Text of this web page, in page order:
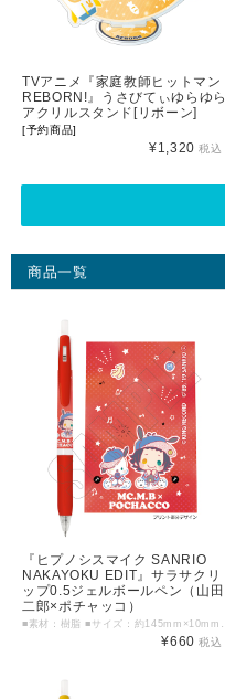
TVアニメ『家庭教師ヒットマン
REBORN!』うさびてぃゆらゆら
アクリルスタンド[リボーン]
[予約商品]
¥1,320税込
商品一覧
『ヒプノシスマイク SANRIO
NAKAYOKU EDIT』サラサクリ
ップ0.5ジェルボールペン（山田
二郎×ポチャッコ）
¥660税込